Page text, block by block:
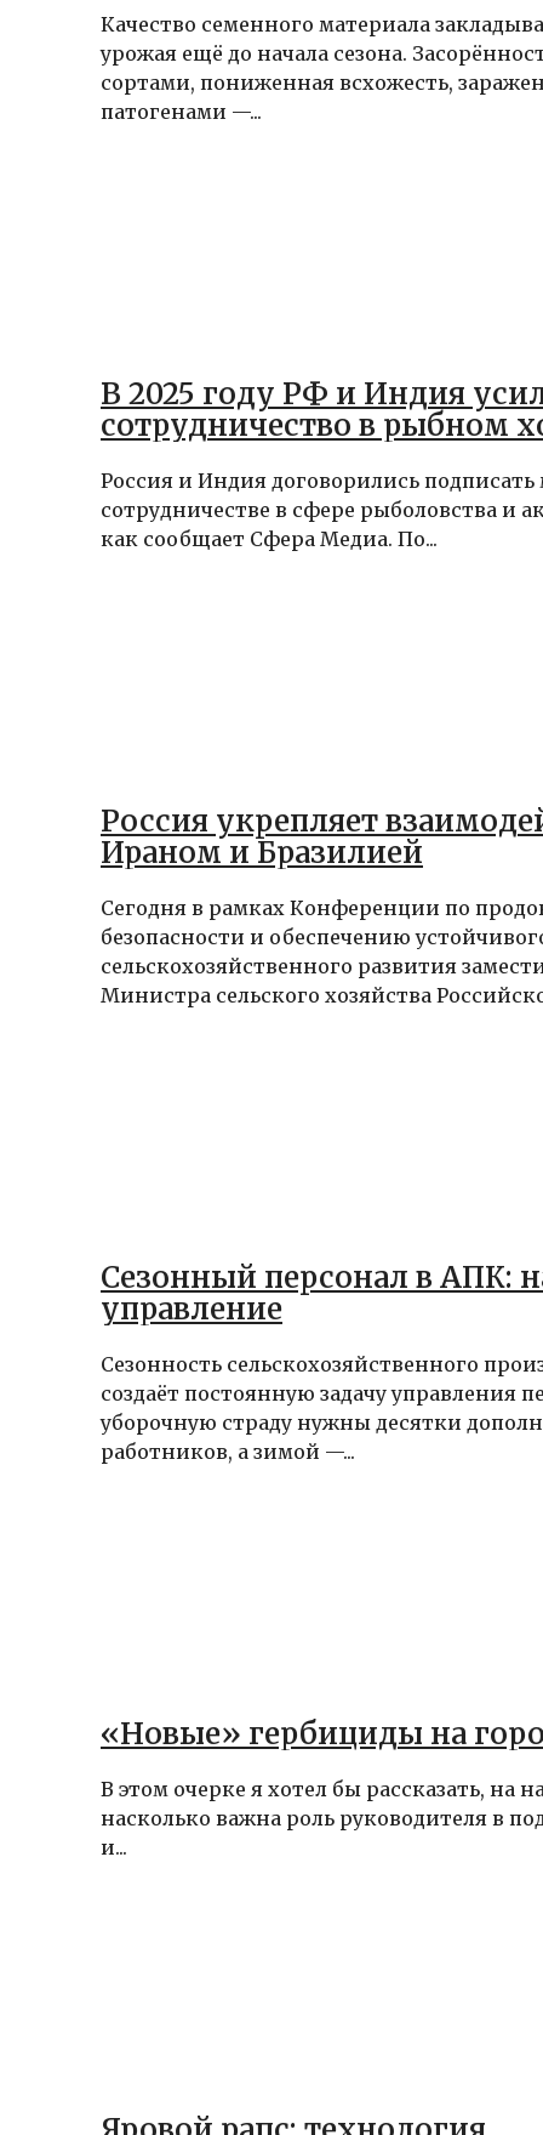
Качество семенного материала
урожая ещё до начала сезона.
сортами, пониженная всхожесть,
патогенами —...
В 2025 году РФ и Индия
сотрудничество в рыбном
Россия и Индия договорились
сотрудничестве в сфере рыболовства и
как сообщает Сфера Медиа. По...
Россия укрепляет
Ираном и Бразилией
Сегодня в рамках Конференции по
безопасности и обеспечению
сельскохозяйственного развития
Министра сельского хозяйства
Сезонный персонал в АПК:
управление
Сезонность сельскохозяйственного
создаёт постоянную задачу управления
уборочную страду нужны десятки
работников, а зимой —...
«Новые» гербициды на
В этом очерке я хотел бы рассказать, на
насколько важна роль руководителя в
и...